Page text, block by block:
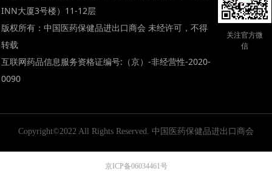
Copyright©2022 All Rights Reserved. 中国医药保健品进出口商会
INN大厦3号楼）11-12层
版权所有：中国医药保健品进出口商会 未经许可，不得
转载
互联网药品信息服务资格证编号:（京）-非经营性-2020-
0090
关注官方微
信
京ICP备06034461号